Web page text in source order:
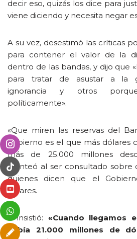
decir eso, quizás los dice para
viene diciendo y necesita negar
A su vez, desestimó las críticas
para contener el valor de la
dentro de las bandas, y dijo que
para tratar de asustar a la
ignorancia y otros
políticamente».
«Que miren las reservas del
gobierno es el que más dólares
más de 25.000 millones
planteó al ser consultado sobre
quienes dicen que el
dólares.
E insistió: «Cuando llegamos
había 21.000 millones de